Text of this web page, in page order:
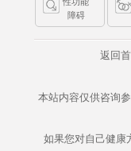
障碍
返回
本站内容仅供咨询
如果您对自己健康